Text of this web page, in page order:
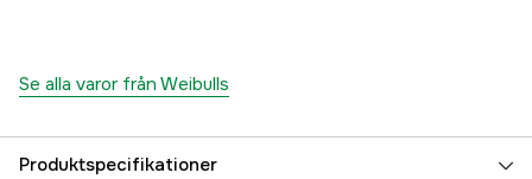
Se alla varor från Weibulls
Produktspecifikationer